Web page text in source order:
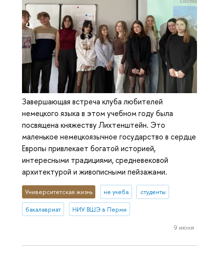
Завершающая встреча клуба любителей
немецкого языка в этом учебном году была
посвящена княжеству Лихтенштейн. Это
маленькое немецкоязычное государство в сердце
Европы привлекает богатой историей,
интересными традициями, средневековой
архитектурой и живописными пейзажами.
Университетская жизнь не учеба студенты
бакалавриат НИУ ВШЭ в Перми
9 июня